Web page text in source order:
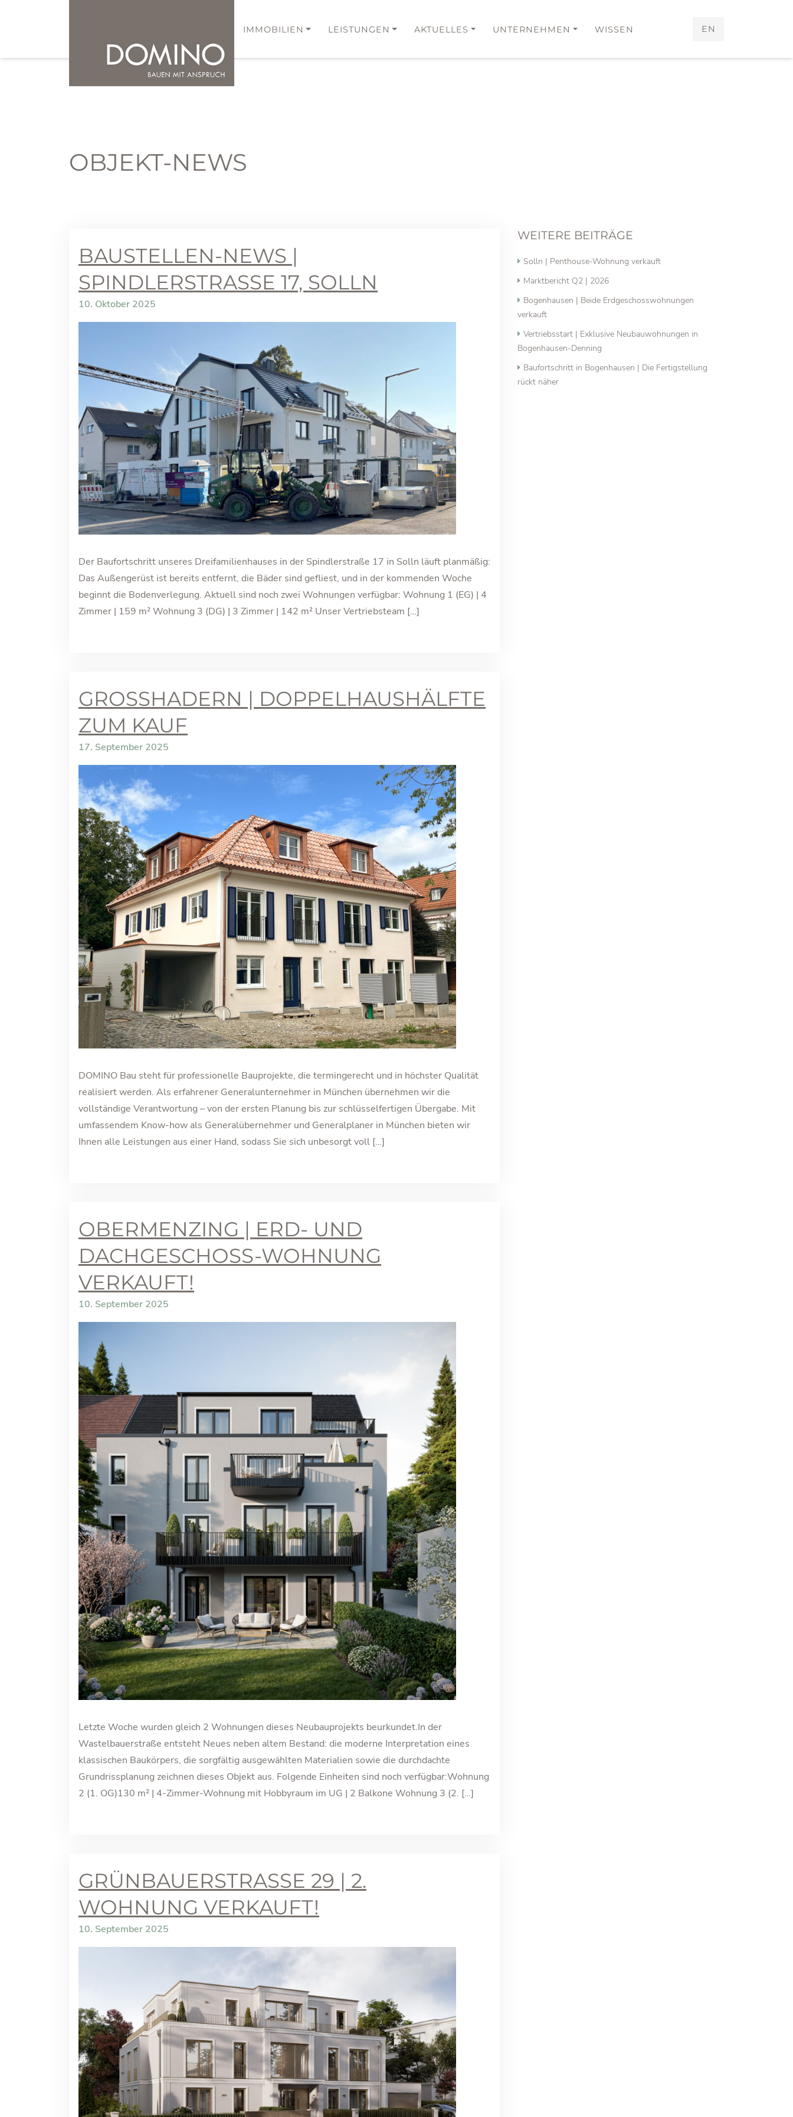
IMMOBILIEN LEISTUNGEN AKTUELLES UNTERNEHMEN WISSEN EN
OBJEKT-NEWS
BAUSTELLEN-NEWS |
SPINDLERSTRASSE 17, SOLLN
10. Oktober 2025
Der Baufortschritt unseres Dreifamilienhauses in der Spindlerstraße 17 in Solln läuft planmäßig:
Das Außengerüst ist bereits entfernt, die Bäder sind gefliest, und in der kommenden Woche
beginnt die Bodenverlegung. Aktuell sind noch zwei Wohnungen verfügbar: Wohnung 1 (EG) | 4
Zimmer | 159 m² Wohnung 3 (DG) | 3 Zimmer | 142 m² Unser Vertriebsteam […]
GROSSHADERN | DOPPELHAUSHÄLFTE Z
UM KAUF
17. September 2025
DOMINO Bau steht für professionelle Bauprojekte, die termingerecht und in höchster Qualität
realisiert werden. Als erfahrener Generalunternehmer in München übernehmen wir die
vollständige Verantwortung – von der ersten Planung bis zur schlüsselfertigen Übergabe. Mit
umfassendem Know-how als Generalübernehmer und Generalplaner in München bieten wir
Ihnen alle Leistungen aus einer Hand, sodass Sie sich unbesorgt voll […]
OBERMENZING | ERD- UND
DACHGESCHOSS-WOHNUNG
VERKAUFT!
10. September 2025
Letzte Woche wurden gleich 2 Wohnungen dieses Neubauprojekts beurkundet.In der
Wastelbauerstraße entsteht Neues neben altem Bestand: die moderne Interpretation eines
klassischen Baukörpers, die sorgfältig ausgewählten Materialien sowie die durchdachte
Grundrissplanung zeichnen dieses Objekt aus. Folgende Einheiten sind noch verfügbar:Wohnung
2 (1. OG)130 m² | 4-Zimmer-Wohnung mit Hobbyraum im UG | 2 Balkone Wohnung 3 (2. […]
GRÜNBAUERSTRASSE 29 | 2. W
OHNUNG VERKAUFT!
10. September 2025
WEITERE BEITRÄGE
Solln | Penthouse-Wohnung verkauft
Marktbericht Q2 | 2026
Bogenhausen | Beide Erdgeschosswohnungen
verkauft
Vertriebsstart | Exklusive Neubauwohnungen in
Bogenhausen-Denning
Baufortschritt in Bogenhausen | Die Fertigstellung
rückt näher